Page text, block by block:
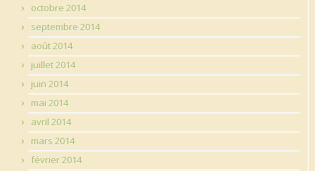
octobre 2014
septembre 2014
août 2014
juillet 2014
juin 2014
mai 2014
avril 2014
mars 2014
février 2014